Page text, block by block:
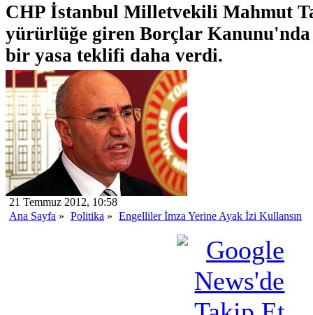
CHP İstanbul Milletvekili Mahmut
yürürlüğe giren Borçlar
bir yasa teklifi daha verdi.
21 Temmuz 2012, 10:58
Ana Sayfa » Politika » Engelliler İmza Yerine Ayak İzi Kullansın